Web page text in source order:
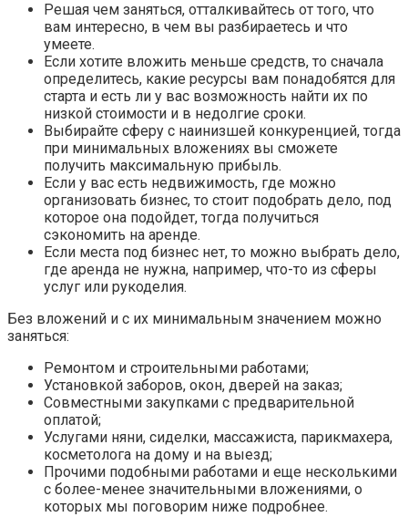
Решая чем заняться, отталкивайтесь от того, что
вам интересно, в чем вы разбираетесь и что
умеете.
Если хотите вложить меньше средств, то сначала
определитесь, какие ресурсы вам понадобятся для
старта и есть ли у вас возможность найти их по
низкой стоимости и в недолгие сроки.
Выбирайте сферу с наинизшей конкуренцией, тогда
при минимальных вложениях вы сможете
получить максимальную прибыль.
Если у вас есть недвижимость, где можно
организовать бизнес, то стоит подобрать дело, под
которое она подойдет, тогда получиться
сэкономить на аренде.
Если места под бизнес нет, то можно выбрать дело,
где аренда не нужна, например, что-то из сферы
услуг или рукоделия.
Без вложений и с их минимальным значением можно
заняться:
Ремонтом и строительными работами;
Установкой заборов, окон, дверей на заказ;
Совместными закупками с предварительной
оплатой;
Услугами няни, сиделки, массажиста, парикмахера,
косметолога на дому и на выезд;
Прочими подобными работами и еще несколькими
с более-менее значительными вложениями, о
которых мы поговорим ниже подробнее.